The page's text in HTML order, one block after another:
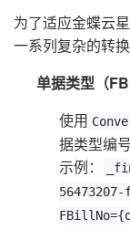
为了适应金蝶云
一系列复杂的转
单据类型（
使用
据类型编
示例：